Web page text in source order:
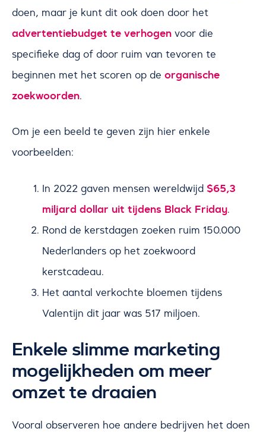
doen, maar je kunt dit ook doen door het
advertentiebudget te verhogen voor die
specifieke dag of door ruim van tevoren te
beginnen met het scoren op de organische
zoekwoorden.
Om je een beeld te geven zijn hier enkele
voorbeelden:
In 2022 gaven mensen wereldwijd $65,3
miljard dollar uit tijdens Black Friday.
Rond de kerstdagen zoeken ruim 150.000
Nederlanders op het zoekwoord
kerstcadeau.
Het aantal verkochte bloemen tijdens
Valentijn dit jaar was 517 miljoen.
Enkele slimme marketing
mogelijkheden om meer
omzet te draaien
Vooral observeren hoe andere bedrijven het doen